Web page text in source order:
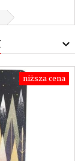
niższa cena